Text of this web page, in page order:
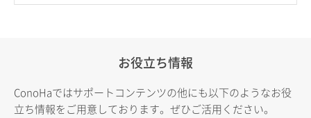
お役立ち情報
ConoHaではサポートコンテンツの他にも以下のようなお役
立ち情報をご用意しております。ぜひご活用ください。